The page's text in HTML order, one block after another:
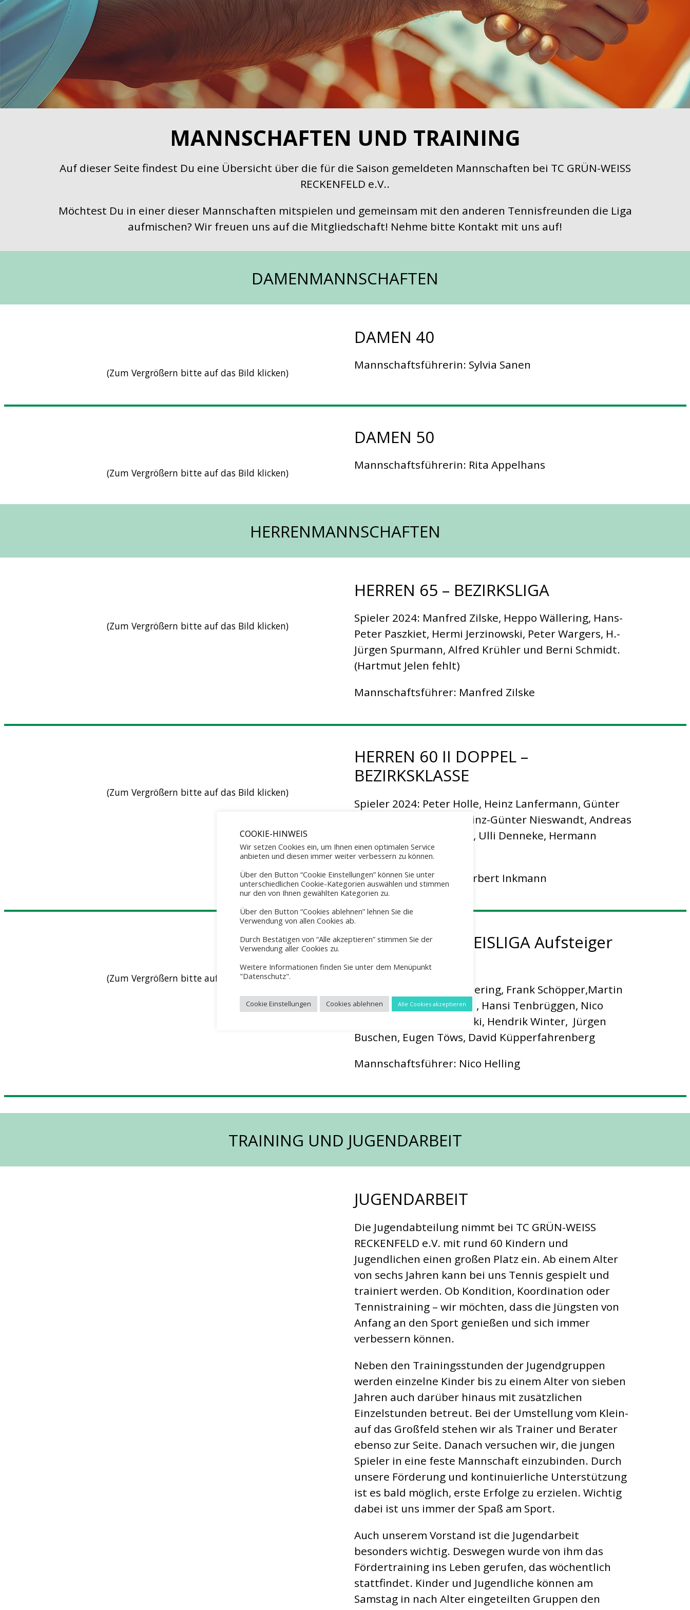
MANNSCHAFTEN UND TRAINING
Auf dieser Seite findest Du eine Übersicht über die für die Saison gemeldeten Mannschaften bei TC GRÜN-WEISS
RECKENFELD e.V..
Möchtest Du in einer dieser Mannschaften mitspielen und gemeinsam mit den anderen Tennisfreunden die Liga
aufmischen? Wir freuen uns auf die Mitgliedschaft! Nehme bitte Kontakt mit uns auf!
DAMENMANNSCHAFTEN
(Zum Vergrößern bitte auf das Bild klicken)
DAMEN 40
Mannschaftsführerin: Sylvia Sanen
(Zum Vergrößern bitte auf das Bild klicken)
DAMEN 50
Mannschaftsführerin: Rita Appelhans
HERRENMANNSCHAFTEN
(Zum Vergrößern bitte auf das Bild klicken)
HERREN 65 – BEZIRKSLIGA
Spieler 2024: Manfred Zilske, Heppo Wällering, Hans-
Peter Paszkiet, Hermi Jerzinowski, Peter Wargers, H.-
Jürgen Spurmann, Alfred Krühler und Berni Schmidt.
(Hartmut Jelen fehlt)
Mannschaftsführer: Manfred Zilske
(Zum Vergrößern bitte auf das Bild klicken)
HERREN 60 II DOPPEL –
BEZIRKSKLASSE
Spieler 2024: Peter Holle, Heinz Lanfermann, Günter
Winter, Siggi Babin , Heinz-Günter Nieswandt, Andreas
Holle, Herbert Inkmann, Ulli Denneke, Hermann
Jezinowski
Mannschaftsführer: Herbert Inkmann
(Zum Vergrößern bitte auf das Bild klicken)
HERREN 40 – KREISLIGA Aufsteiger
2024
Spieler 2024: Jonas Wällering, Frank Schöpper,Martin
Ventker, Dirk Bronswyk, , Hansi Tenbrüggen, Nico
Helling, Heiner Grigowski, Hendrik Winter, Jürgen
Buschen, Eugen Töws, David Küpperfahrenberg
Mannschaftsführer: Nico Helling
TRAINING UND JUGENDARBEIT
JUGENDARBEIT
Die Jugendabteilung nimmt bei TC GRÜN-WEISS
RECKENFELD e.V. mit rund 60 Kindern und
Jugendlichen einen großen Platz ein. Ab einem Alter
von sechs Jahren kann bei uns Tennis gespielt und
trainiert werden. Ob Kondition, Koordination oder
Tennistraining – wir möchten, dass die Jüngsten von
Anfang an den Sport genießen und sich immer
verbessern können.
Neben den Trainingsstunden der Jugendgruppen
werden einzelne Kinder bis zu einem Alter von sieben
Jahren auch darüber hinaus mit zusätzlichen
Einzelstunden betreut. Bei der Umstellung vom Klein-
auf das Großfeld stehen wir als Trainer und Berater
ebenso zur Seite. Danach versuchen wir, die jungen
Spieler in eine feste Mannschaft einzubinden. Durch
unsere Förderung und kontinuierliche Unterstützung
ist es bald möglich, erste Erfolge zu erzielen. Wichtig
dabei ist uns immer der Spaß am Sport.
Auch unserem Vorstand ist die Jugendarbeit
besonders wichtig. Deswegen wurde von ihm das
Fördertraining ins Leben gerufen, das wöchentlich
stattfindet. Kinder und Jugendliche können am
Samstag in nach Alter eingeteilten Gruppen den
COOKIE-HINWEIS
Wir setzen Cookies ein, um Ihnen einen optimalen Service
anbieten und diesen immer weiter verbessern zu können.
Über den Button “Cookie Einstellungen” können Sie unter
unterschiedlichen Cookie-Kategorien auswählen und stimmen
nur den von Ihnen gewählten Kategorien zu.
Über den Button “Cookies ablehnen” lehnen Sie die
Verwendung von allen Cookies ab.
Durch Bestätigen von “Alle akzeptieren” stimmen Sie der
Verwendung aller Cookies zu.
Weitere Informationen finden Sie unter dem Menüpunkt
"Datenschutz".
Cookie Einstellungen Cookies ablehnen Alle Cookies akzeptieren